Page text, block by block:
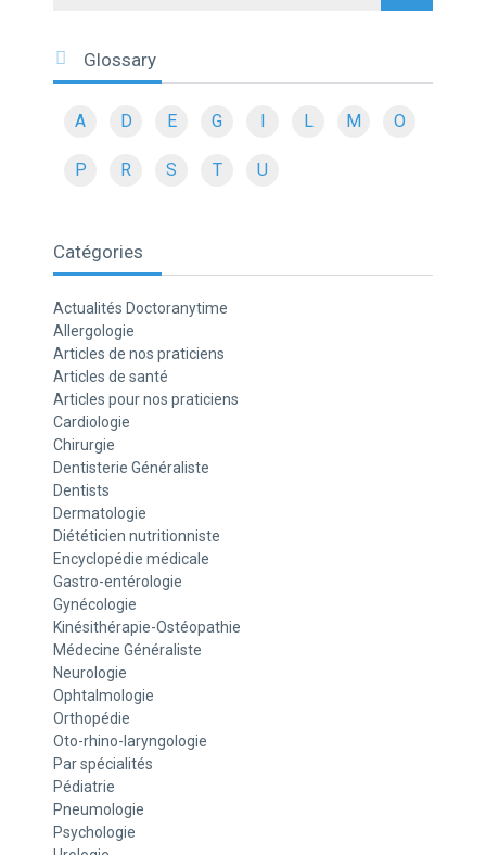
Glossary
A D E G L M O
P R S T U
Catégories
Actualités Doctoranytime
Allergologie
Articles de nos praticiens
Articles de santé
Articles pour nos praticiens
Cardiologie
Chirurgie
Dentisterie Généraliste
Dentists
Dermatologie
Diététicien nutritionniste
Encyclopédie médicale
Gastro-entérologie
Gynécologie
Kinésithérapie-Ostéopathie
Médecine Généraliste
Neurologie
Ophtalmologie
Orthopédie
Oto-rhino-laryngologie
Par spécialités
Pédiatrie
Pneumologie
Psychologie